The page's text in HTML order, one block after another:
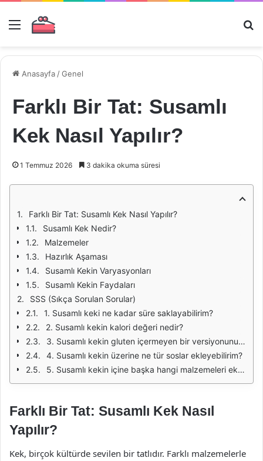
Menü
Anasayfa /Genel
Farklı Bir Tat: Susamlı
Kek Nasıl Yapılır?
1 Temmuz 2026 3 dakika okuma süresi
Farklı Bir Tat: Susamlı Kek Nasıl Yapılır?
Susamlı Kek Nedir?
Malzemeler
Hazırlık Aşaması
Susamlı Kekin Varyasyonları
Susamlı Kekin Faydaları
SSS (Sıkça Sorulan Sorular)
1. Susamlı keki ne kadar süre saklayabilirim?
2. Susamlı kekin kalori değeri nedir?
3. Susamlı kekin gluten içermeyen bir versiyonunu yapabilir miyim?
4. Susamlı kekin üzerine ne tür soslar ekleyebilirim?
5. Susamlı kekin içine başka hangi malzemeleri ekleyebilirim?
Farklı Bir Tat: Susamlı Kek Nasıl
Yapılır?
Kek, birçok kültürde sevilen bir tatlıdır. Farklı malzemelerle